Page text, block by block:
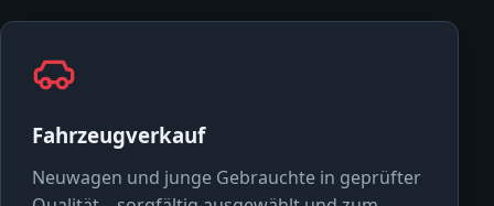
Fahrzeugverkauf
Neuwagen und junge Gebrauchte in geprüfter